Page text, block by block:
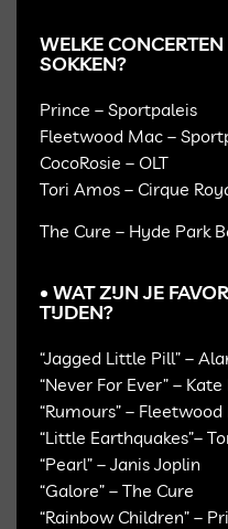
WELKE
SOKKEN?
Prince – Sportpaleis
Fleetwood Mac –
CocoRosie – OLT
Tori Amos – Cirque
The Cure – Hyde Park
• WAT ZIJN JE
TIJDEN?
“Jagged Little Pill” –
“Never For Ever” – Kate
“Rumours” –
“Little Earthquakes”–
“Pearl” – Janis Joplin
“Galore” – The Cure
“Rainbow Children” –